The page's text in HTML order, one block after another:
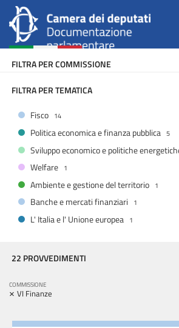
FILTRA PER COMMISSIONE
FILTRA PER TEMATICA
Fisco
14
Politica economica e finanza pubblica 5
Sviluppo economico e politiche
Welfare 1
Ambiente e gestione del territorio 1
Banche e mercati finanziari 1
L' Italia e l' Unione europea 1
22 PROVVEDIMENTI
COMMISSIONE
× VI Finanze